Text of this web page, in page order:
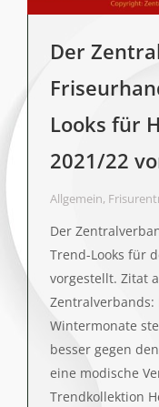
Der
Looks für
2021/22
Allgemein,
Der
Trend-Looks für
vorgestellt. Zitat
Zentralverbands:
Wintermonate
besser gegen
eine modische
Trendkollektion